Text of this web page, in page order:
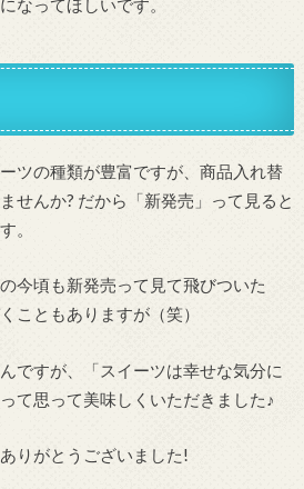
なってほしいです。
ツの種類が豊富ですが、商品入れ替
せんか? だから「新発売」って見ると
。
今頃も新発売って見て飛びついた
こともありますが（笑）
ですが、「スイーツは幸せな気分に
て思って美味しくいただきました♪
りがとうございました!